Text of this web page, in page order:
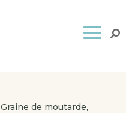
Graine de moutarde,